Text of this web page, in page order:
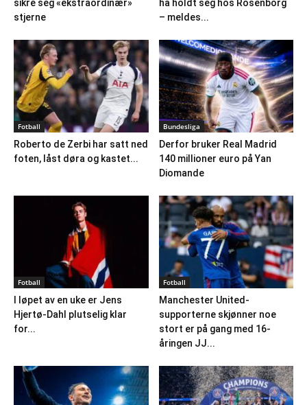
sikre seg «ekstraordinær»
stjerne
ha holdt seg hos Rosenborg
– meldes...
Fotball
Roberto de Zerbi har satt ned
foten, låst døra og kastet...
Bundesliga
Derfor bruker Real Madrid
140 millioner euro på Yan
Diomande
Fotball
I løpet av en uke er Jens
Hjertø-Dahl plutselig klar
for...
Fotball
Manchester United-
supporterne skjønner noe
stort er på gang med 16-
åringen JJ...